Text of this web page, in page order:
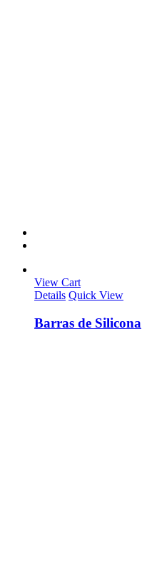
View Cart
Details Quick View
Barras de Silicona